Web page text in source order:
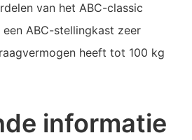
van het ABC-classic
ABC-stellingkast zeer
heeft tot 100 kg
informatie